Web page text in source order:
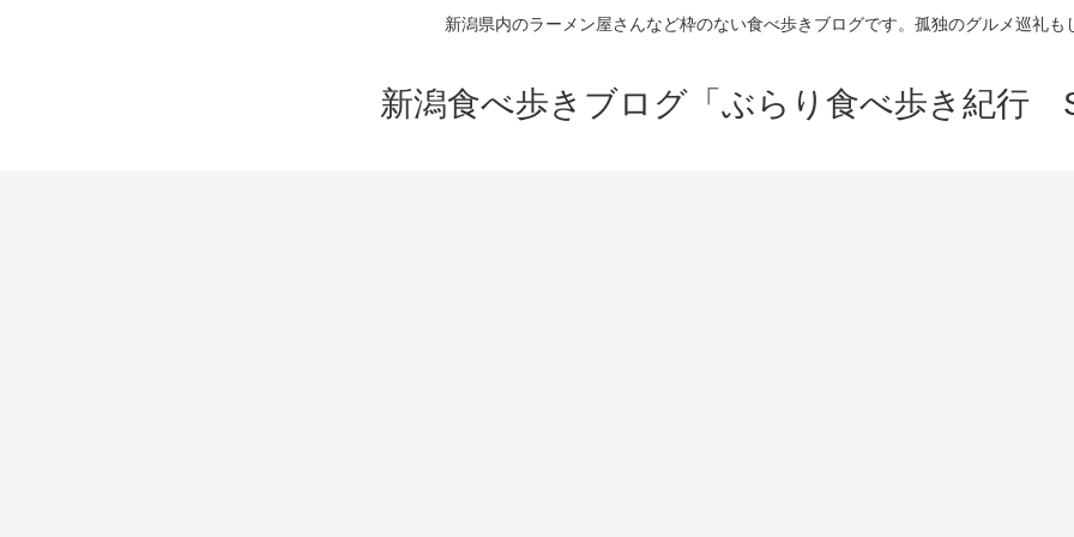
新潟県内のラーメン屋さんなど枠のない食べ歩きブログです。孤独のグルメ巡礼も
新潟食べ歩きブログ「ぶらり食べ歩き紀行